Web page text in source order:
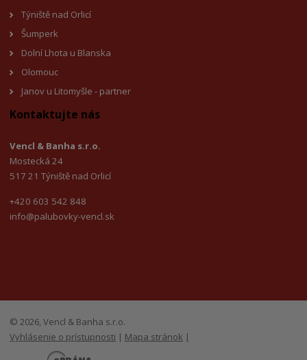
Týniště nad Orlicí
Šumperk
Dolní Lhota u Blanska
Olomouc
Janov u Litomyšle - partner
Kontaktujte nás
Vencl & Banha s.r.o.
Mostecká 24
517 21 Týniště nad Orlicí
+420 603 542 848
info@palubovky-vencl.sk
© 2026, Vencl & Banha s.r.o.
Vyhlásenie o prístupnosti | Mapa stránok |